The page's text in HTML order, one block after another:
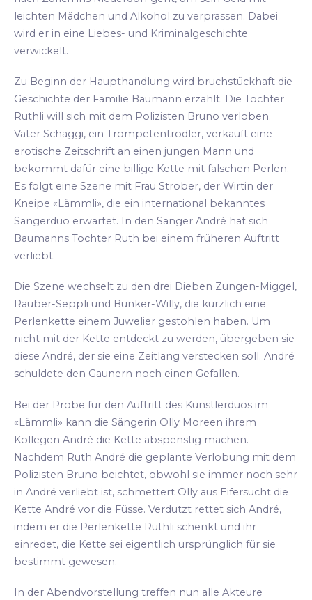
leichten Mädchen und Alkohol zu verprassen. Dabei
wird er in eine Liebes- und Kriminalgeschichte
verwickelt.
Zu Beginn der Haupthandlung wird bruchstückhaft die
Geschichte der Familie Baumann erzählt. Die Tochter
Ruthli will sich mit dem Polizisten Bruno verloben.
Vater Schaggi, ein Trompetentrödler, verkauft eine
erotische Zeitschrift an einen jungen Mann und
bekommt dafür eine billige Kette mit falschen Perlen.
Es folgt eine Szene mit Frau Strober, der Wirtin der
Kneipe «Lämmli», die ein international bekanntes
Sängerduo erwartet. In den Sänger André hat sich
Baumanns Tochter Ruth bei einem früheren Auftritt
verliebt.
Die Szene wechselt zu den drei Dieben Zungen-Miggel,
Räuber-Seppli und Bunker-Willy, die kürzlich eine
Perlenkette einem Juwelier gestohlen haben. Um
nicht mit der Kette entdeckt zu werden, übergeben sie
diese André, der sie eine Zeitlang verstecken soll. André
schuldete den Gaunern noch einen Gefallen.
Bei der Probe für den Auftritt des Künstlerduos im
«Lämmli» kann die Sängerin Olly Moreen ihrem
Kollegen André die Kette abspenstig machen.
Nachdem Ruth André die geplante Verlobung mit dem
Polizisten Bruno beichtet, obwohl sie immer noch sehr
in André verliebt ist, schmettert Olly aus Eifersucht die
Kette André vor die Füsse. Verdutzt rettet sich André,
indem er die Perlenkette Ruthli schenkt und ihr
einredet, die Kette sei eigentlich ursprünglich für sie
bestimmt gewesen.
In der Abendvorstellung treffen nun alle Akteure